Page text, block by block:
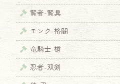
賢者-賢具
モンク-格闘
竜騎士-槍
忍者-双剣